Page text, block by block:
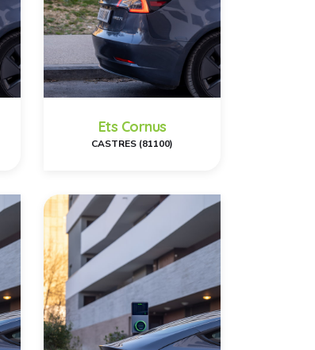
Ets Cornus
CASTRES (81100)